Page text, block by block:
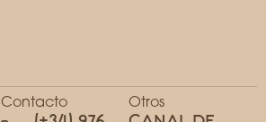
Contacto Otros